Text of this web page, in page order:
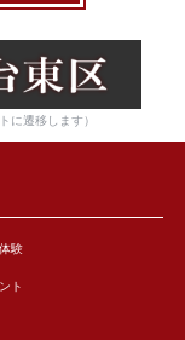
に遷移します）
験
ト